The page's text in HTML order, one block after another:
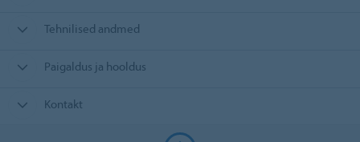
Tehnilised andmed
Paigaldus ja hooldus
Kontakt